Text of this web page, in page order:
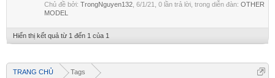
Chủ đề bởi: TrongNguyen132 6/1/21 , 0 lần trả lời, trong diễn đàn: OTHER
MODEL
Hiển thị kết quả từ 1 đến 1 của 1
TRANG CHỦ Tags